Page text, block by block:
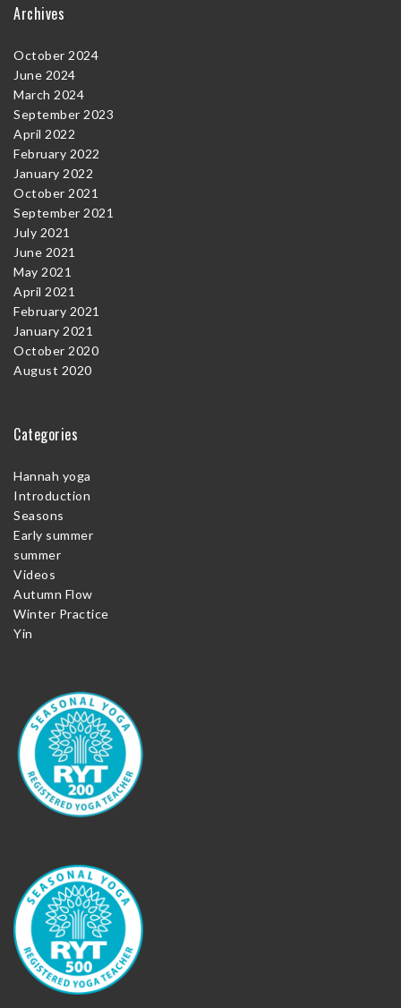
Archives
October 2024
June 2024
March 2024
September 2023
April 2022
February 2022
January 2022
October 2021
September 2021
July 2021
June 2021
May 2021
April 2021
February 2021
January 2021
October 2020
August 2020
Categories
Hannah yoga
Introduction
Seasons
Early summer
summer
Videos
Autumn Flow
Winter Practice
Yin